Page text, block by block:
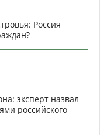
Россия
эксперт назвал
российского